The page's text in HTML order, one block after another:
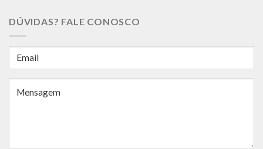
DÚVIDAS? FALE CONOSCO